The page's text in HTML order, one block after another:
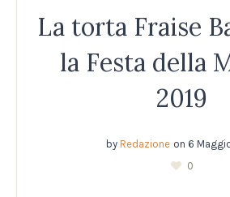
La torta Fraise
la Festa della
2019
by Redazione on 6
0